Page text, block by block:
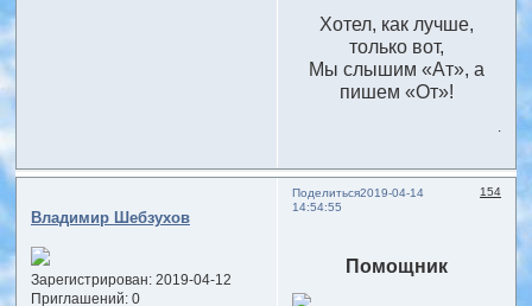
Хотел, как лучше,
только вот,
Мы слышим «Ат», а
пишем «От»!
.
Поделиться 154
2019-04-14
14:54:55
Владимир Шебзухов
Зарегистрирован: 2019-04-12
Приглашений:0
Помощник